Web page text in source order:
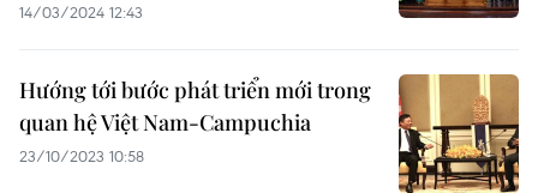
14/03/2024 12:43
Hướng tới bước phát triển mới trong
quan hệ Việt Nam-Campuchia
23/10/2023 10:58